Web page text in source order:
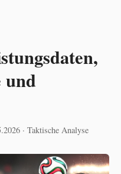
und
· Taktische Analyse